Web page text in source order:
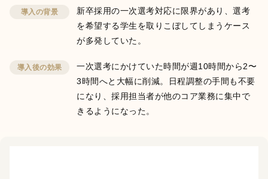
ロープレに対応し、即
時に評価と改善提案も
できる「対話型AIロー
プレ」です。
面談で引き出し、組織
の課題と改善案を可視
化する「対話型AI面
評価支援AIシリーズ
導入の背景
新卒採用の一次選考対応に限界があり、選考
を希望する学生を取りこぼしてしまうケース
が多発していた。
導入後の効果
一次選考にかけていた時間が週10時間から2〜
3時間へと大幅に削減。日程調整の手間も不要
になり、採用担当者が他のコア業務に集中で
きるようになった。